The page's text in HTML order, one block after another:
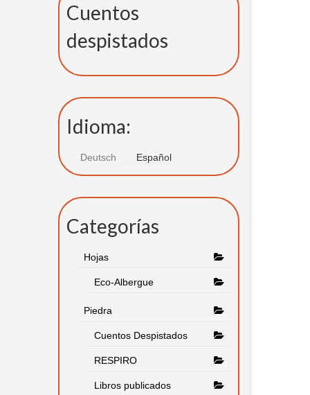
Cuentos
despistados
Idioma:
Deutsch Español
Categorías
Hojas
Eco-Albergue
Piedra
Cuentos Despistados
RESPIRO
Libros publicados